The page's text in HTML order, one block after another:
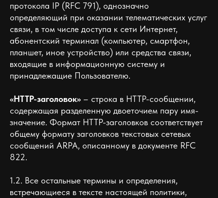
протокола IP (RFC 791), однозначно
определяющий при оказании телематических услуг
связи, в том числе доступа к сети Интернет,
абонентский терминал (компьютер, смартфон,
планшет, иное устройство) или средства связи,
входящие в информационную систему и
принадлежащие Пользователю.
«HTTP-заголовок» – строка в HTTP-сообщении,
содержащая разделенную двоеточием пару имя-
значение. Формат HTTP-заголовков соответствует
общему формату заголовков текстовых сетевых
сообщений ARPA, описанному в документе RFC
822.
1.2. Все остальные термины и определения,
встречающиеся в тексте настоящей политики,